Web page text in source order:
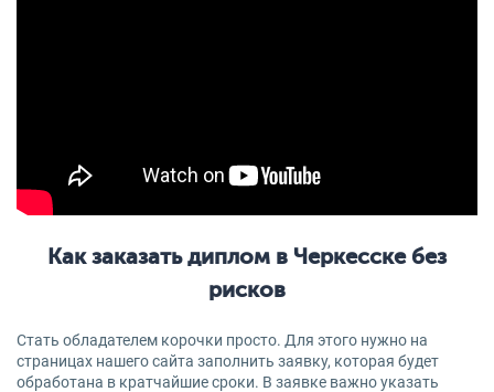
Как заказать диплом в Черкесске без
рисков
Стать обладателем корочки просто. Для этого нужно на
страницах нашего сайта заполнить заявку, которая будет
обработана в кратчайшие сроки. В заявке важно указать